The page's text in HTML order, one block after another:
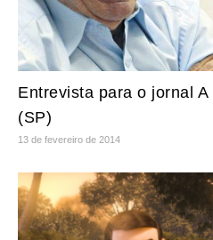
Entrevista para o jornal
(SP)
13 de fevereiro de 2014